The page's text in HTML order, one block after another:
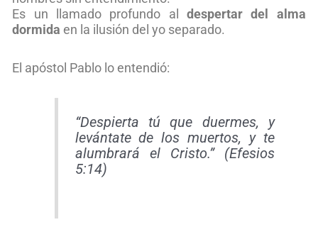
Es un llamado profundo al despertar del alma
dormida en la ilusión del yo separado.
El apóstol Pablo lo entendió:
“Despierta tú que duermes, y
levántate de los muertos, y te
alumbrará el Cristo.” (Efesios
5:14)